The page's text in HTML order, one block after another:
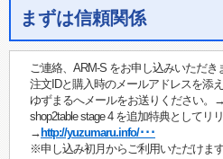
まずは信頼関係
ご連絡、ARM-S をお申し込みいただき
注文IDと購入時のメールアドレスを添
ゆずまるへメールをお送りください。
shop2table stage 4 を追加特典としてリ
→ http://yuzumaru.info/･･･
※申し込み初月からご利用いただけます